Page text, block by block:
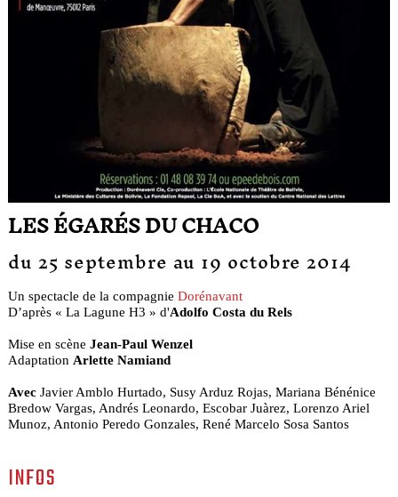
LES ÉGARÉS DU CHACO
du 25 septembre au 19 octobre 2014
Un spectacle de la compagnie Dorénavant
D’après « La Lagune H3 » d'Adolfo Costa du Rels
Mise en scène Jean-Paul Wenzel
Adaptation Arlette Namiand
AvecJavier Amblo Hurtado, Susy Arduz Rojas, Mariana Bénénice
Bredow Vargas, Andrés Leonardo, Escobar Juàrez, Lorenzo Ariel
Munoz, Antonio Peredo Gonzales, René Marcelo Sosa Santos
INFOS